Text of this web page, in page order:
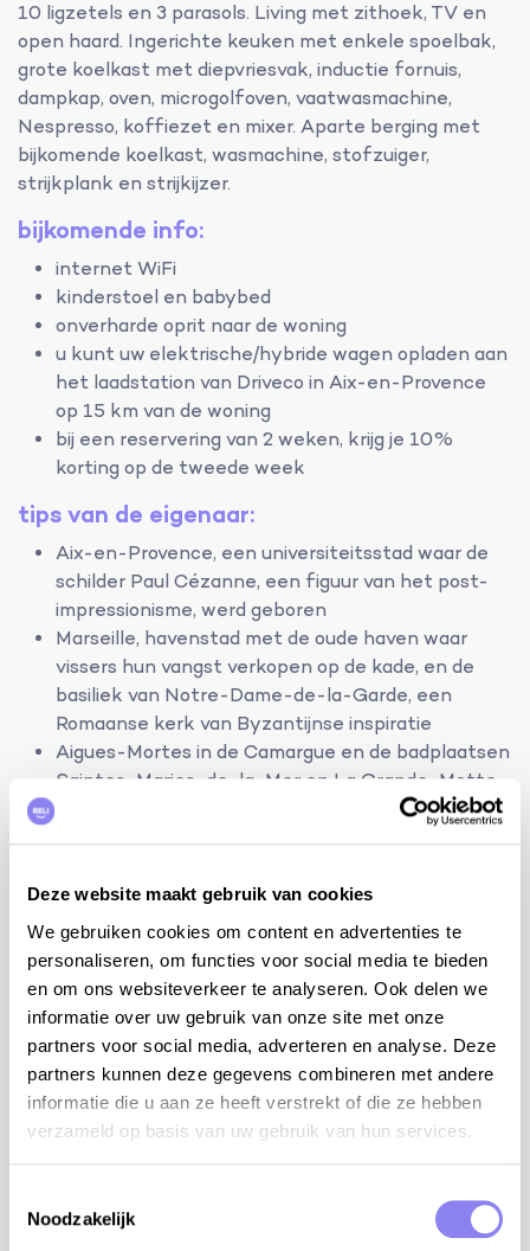
Deze website maakt gebruik van cookies
We gebruiken cookies om content en advertenties te
personaliseren, om functies voor social media te bieden
en om ons websiteverkeer te analyseren. Ook delen we
informatie over uw gebruik van onze site met onze
partners voor social media, adverteren en analyse. Deze
partners kunnen deze gegevens combineren met andere
informatie die u aan ze heeft verstrekt of die ze hebben
verzameld op basis van uw gebruik van hun services.
Noodzakelijk
10 ligzetels en 3 parasols. Living met zithoek, TV en
open haard. Ingerichte keuken met enkele spoelbak,
grote koelkast met diepvriesvak, inductie fornuis,
dampkap, oven, microgolfoven, vaatwasmachine,
Nespresso, koffiezet en mixer. Aparte berging met
bijkomende koelkast, wasmachine, stofzuiger,
strijkplank en strijkijzer.
bijkomende info:
internet WiFi
kinderstoel en babybed
onverharde oprit naar de woning
u kunt uw elektrische/hybride wagen opladen aan
het laadstation van Driveco in Aix-en-Provence
op 15 km van de woning
bij een reservering van 2 weken, krijg je 10%
korting op de tweede week
tips van de eigenaar:
Aix-en-Provence, een universiteitsstad waar de
schilder Paul Cézanne, een figuur van het post-
impressionisme, werd geboren
Marseille, havenstad met de oude haven waar
vissers hun vangst verkopen op de kade, en de
basiliek van Notre-Dame-de-la-Garde, een
Romaanse kerk van Byzantijnse inspiratie
Aigues-Mortes in de Camargue en de badplaatsen
Saintes-Maries-de-la-Mer en La Grande-Motte
5 slaapkamers en 5 badkamers:
badkamer met bad, douche, 2 lavabo's en WC
(gelijkvloers)
slpk 2 met bed 180/2x90 cm, airco, ensuite
badkamer met douche en lavabo (gelijkvloers)
slpk 3 met bed 180/2x90 cm, airco, ensuite
badkamer met douche en lavabo (gelijkvloers)
slpk 4 met bed 180 cm, ensuite badkamer met
douche, lavabo en aparte WC (verdiep -1) (*)
slpk 5 met bed 180 cm (op mezzanine in de
aparte WC (gelijkvloers)